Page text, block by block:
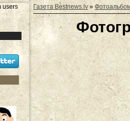
users
Газета Bestnews.lv»